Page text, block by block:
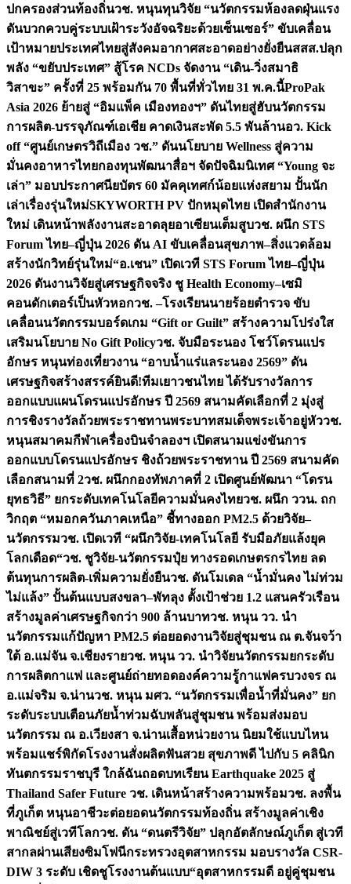
ปกครองส่วนท้องถิ่นวช. หนุนทุนวิจัย “นวัตกรรมห้องลดฝุ่นแรง
ดันบวกควบคู่ระบบเฝ้าระวังอัจฉริยะด้วยเซ็นเซอร์” ขับเคลื่อน
เป้าหมายประเทศไทยสู่สังคมอากาศสะอาดอย่างยั่งยืนสสส.ปลุก
พลัง “ขยับประเทศ” สู้โรค NCDs จัดงาน “เดิน-วิ่งสมาธิ
วิสาขะ” ครั้งที่ 25 พร้อมกัน 70 พื้นที่ทั่วไทย 31 พ.ค.นี้ProPak
Asia 2026 ย้ายสู่ “อิมแพ็ค เมืองทองฯ” ดันไทยสู่ฮับนวัตกรรม
การผลิต-บรรจุภัณฑ์เอเชีย คาดเงินสะพัด 5.5 พันล้านอว. Kick
off “ศูนย์เกษตรวิถีเมือง วช.” ดันนโยบาย Wellness สู่ความ
มั่นคงอาหารไทยกองทุนพัฒนาสื่อฯ จัดปัจฉิมนิเทศ “Young จะ
เล่า” มอบประกาศนียบัตร 60 มัคคุเทศก์น้อยแห่งสยาม ปั้นนัก
เล่าเรื่องรุ่นใหม่SKYWORTH PV ปักหมุดไทย เปิดสำนักงาน
ใหม่ เดินหน้าพลังงานสะอาดลุยอาเซียนเต็มสูบวช. ผนึก STS
Forum ไทย–ญี่ปุ่น 2026 ดัน AI ขับเคลื่อนสุขภาพ–สิ่งแวดล้อม
สร้างนักวิทย์รุ่นใหม่“อ.เชน” เปิดเวที STS Forum ไทย–ญี่ปุ่น
2026 ดันงานวิจัยสู่เศรษฐกิจจริง ชู Health Economy–เซมิ
คอนดักเตอร์เป็นหัวหอกวช. –โรงเรียนนายร้อยตำรวจ ขับ
เคลื่อนนวัตกรรมบอร์ดเกม “Gift or Guilt” สร้างความโปร่งใส
เสริมนโยบาย No Gift Policyวช. จับมือระนอง โชว์โดรนแปร
อักษร หนุนท่องเที่ยวงาน “อาบน้ำแร่แลระนอง 2569” ดัน
เศรษฐกิจสร้างสรรค์ยินดี!ทีมเยาวชนไทย ได้รับรางวัลการ
ออกแบบแผนโดรนแปรอักษร ปี 2569 สนามคัดเลือกที่ 2 มุ่งสู่
การชิงรางวัลถ้วยพระราชทานพระบาทสมเด็จพระเจ้าอยู่หัววช.
หนุนสมาคมกีฬาเครื่องบินจำลองฯ เปิดสนามแข่งขันการ
ออกแบบโดรนแปรอักษร ชิงถ้วยพระราชทาน ปี 2569 สนามคัด
เลือกสนามที่ 2วช. ผนึกกองทัพภาคที่ 2 เปิดศูนย์พัฒนา “โดรน
ยุทธวิธี” ยกระดับเทคโนโลยีความมั่นคงไทยวช. ผนึก ววน. ถก
วิกฤต “หมอกควันภาคเหนือ” ชี้ทางออก PM2.5 ด้วยวิจัย–
นวัตกรรมวช. เปิดเวที “ผนึกวิจัย-เทคโนโลยี รับมือภัยแล้งยุค
โลกเดือด“วช. ชูวิจัย-นวัตกรรมปุ๋ย ทางรอดเกษตรกรไทย ลด
ต้นทุนการผลิต-เพิ่มความยั่งยืนวช. ดันโมเดล “น้ำมั่นคง ไม่ท่วม
ไม่แล้ง” ปั้นต้นแบบสงขลา–พัทลุง ตั้งเป้าช่วย 1.2 แสนครัวเรือน
สร้างมูลค่าเศรษฐกิจกว่า 900 ล้านบาทวช. หนุน วว. นำ
นวัตกรรมแก้ปัญหา PM2.5 ต่อยอดงานวิจัยสู่ชุมชน ณ ต.จันจว้า
ใต้ อ.แม่จัน จ.เชียงรายวช. หนุน วว. นำวิจัยนวัตกรรมยกระดับ
การผลิตกาแฟ และศูนย์ถ่ายทอดองค์ความรู้กาแฟครบวงจร ณ
อ.แม่จริม จ.น่านวช. หนุน มศว. “นวัตกรรมเพื่อน้ำที่มั่นคง” ยก
ระดับระบบเตือนภัยน้ำท่วมฉับพลันสู่ชุมชน พร้อมส่งมอบ
นวัตกรรม ณ อ.เวียงสา จ.น่านเสื้อหน่วยงาน นิยมใช้แบบไหน
พร้อมแชร์พิกัดโรงงานสั่งผลิตฟันสวย สุขภาพดี ไปกับ 5 คลินิก
ทันตกรรมราชบุรี ใกล้ฉันถอดบทเรียน Earthquake 2025 สู่
Thailand Safer Future วช. เดินหน้าสร้างความพร้อมวช. ลงพื้น
ที่ภูเก็ต หนุนอาชีวะต่อยอดนวัตกรรมท้องถิ่น สร้างมูลค่าเชิง
พาณิชย์สู่เวทีโลกวช. ดัน “ดนตรีวิจัย” ปลุกอัตลักษณ์ภูเก็ต สู่เวที
สากลผ่านเสียงซิมโฟนีกระทรวงอุตสาหกรรม มอบรางวัล CSR-
DIW 3 ระดับ เชิดชูโรงงานต้นแบบ“อุตสาหกรรมดี อยู่คู่ชุมชน